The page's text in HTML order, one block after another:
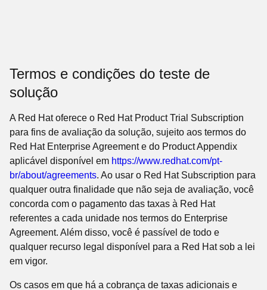
Termos e condições do teste de
solução
A Red Hat oferece o Red Hat Product Trial Subscription
para fins de avaliação da solução, sujeito aos termos do
Red Hat Enterprise Agreement e do Product Appendix
aplicável disponível em https://www.redhat.com/pt-
br/about/agreements. Ao usar o Red Hat Subscription para
qualquer outra finalidade que não seja de avaliação, você
concorda com o pagamento das taxas à Red Hat
referentes a cada unidade nos termos do Enterprise
Agreement. Além disso, você é passível de todo e
qualquer recurso legal disponível para a Red Hat sob a lei
em vigor.
Os casos em que há a cobrança de taxas adicionais e